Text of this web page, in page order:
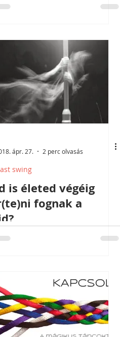
ápr. 27.
2 perc olvasás
swing
is életed végéig
fognak a